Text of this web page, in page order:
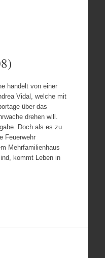
handelt von einer
Vidal, welche mit
über das
drehen will.
Doch als es zu
Feuerwehr
Mehrfamilienhaus
kommt Leben in